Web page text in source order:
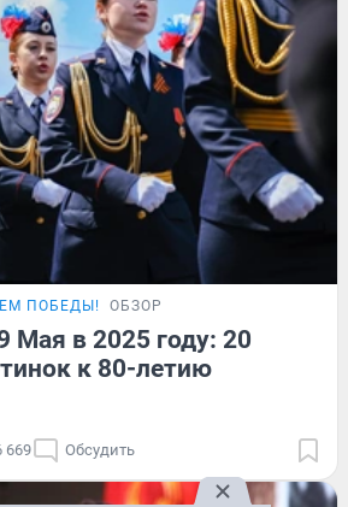
ПОБЕДЫ! ОБЗОР
Мая в 2025 году: 20
к 80-летию
669 Обсудить